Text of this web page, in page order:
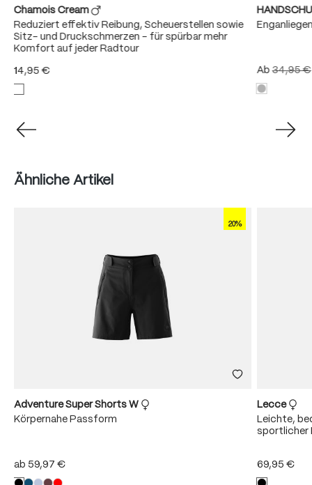
Chamois Cream
Reduziert effektiv Reibung, Scheuerstellen sowie
Sitz- und Druckschmerzen – für spürbar mehr
Komfort auf jeder Radtour
14,95 € Ab34,95 €
Produktgalerie überspringen
Ähnliche Artikel
20%
Adventure Super Shorts W
Körpernahe Passform
ab 59,97 €
Lecce
Leichte,
sportlicher
69,95 €